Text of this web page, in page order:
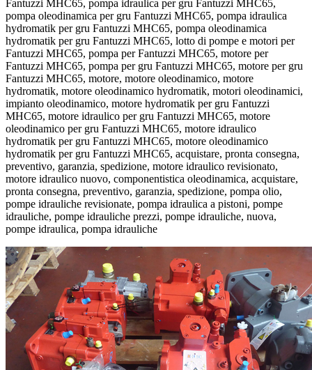
Fantuzzi MHC65, pompa idraulica per gru Fantuzzi MHC65,
pompa oleodinamica per gru Fantuzzi MHC65, pompa idraulica
hydromatik per gru Fantuzzi MHC65, pompa oleodinamica
hydromatik per gru Fantuzzi MHC65, lotto di pompe e motori per
Fantuzzi MHC65, pompa per Fantuzzi MHC65, motore per
Fantuzzi MHC65, pompa per gru Fantuzzi MHC65, motore per gru
Fantuzzi MHC65, motore, motore oleodinamico, motore
hydromatik, motore oleodinamico hydromatik, motori oleodinamici,
impianto oleodinamico, motore hydromatik per gru Fantuzzi
MHC65, motore idraulico per gru Fantuzzi MHC65, motore
oleodinamico per gru Fantuzzi MHC65, motore idraulico
hydromatik per gru Fantuzzi MHC65, motore oleodinamico
hydromatik per gru Fantuzzi MHC65, acquistare, pronta consegna,
preventivo, garanzia, spedizione, motore idraulico revisionato,
motore idraulico nuovo, componentistica oleodinamica, acquistare,
pronta consegna, preventivo, garanzia, spedizione, pompa olio,
pompe idrauliche revisionate, pompa idraulica a pistoni, pompe
idrauliche, pompe idrauliche prezzi, pompe idrauliche, nuova,
pompe idraulica, pompa idrauliche